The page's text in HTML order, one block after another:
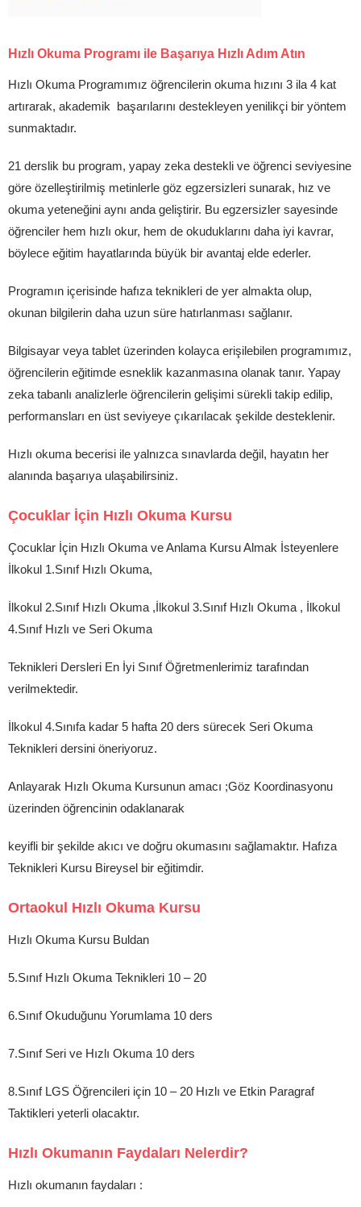
Hızlı Okuma Programı ile Başarıya Hızlı Adım Atın
Hızlı Okuma Programımız öğrencilerin okuma hızını 3 ila 4 kat
artırarak, akademik başarılarını destekleyen yenilikçi bir yöntem
sunmaktadır.
21 derslik bu program, yapay zeka destekli ve öğrenci seviyesine
göre özelleştirilmiş metinlerle göz egzersizleri sunarak, hız ve
okuma yeteneğini aynı anda geliştirir. Bu egzersizler sayesinde
öğrenciler hem hızlı okur, hem de okuduklarını daha iyi kavrar,
böylece eğitim hayatlarında büyük bir avantaj elde ederler.
Programın içerisinde hafıza teknikleri de yer almakta olup,
okunan bilgilerin daha uzun süre hatırlanması sağlanır.
Bilgisayar veya tablet üzerinden kolayca erişilebilen programımız,
öğrencilerin eğitimde esneklik kazanmasına olanak tanır. Yapay
zeka tabanlı analizlerle öğrencilerin gelişimi sürekli takip edilip,
performansları en üst seviyeye çıkarılacak şekilde desteklenir.
Hızlı okuma becerisi ile yalnızca sınavlarda değil, hayatın her
alanında başarıya ulaşabilirsiniz.
Çocuklar İçin Hızlı Okuma Kursu
Çocuklar İçin Hızlı Okuma ve Anlama Kursu Almak İsteyenlere
İlkokul 1.Sınıf Hızlı Okuma,
İlkokul 2.Sınıf Hızlı Okuma ,İlkokul 3.Sınıf Hızlı Okuma , İlkokul
4.Sınıf Hızlı ve Seri Okuma
Teknikleri Dersleri En İyi Sınıf Öğretmenlerimiz tarafından
verilmektedir.
İlkokul 4.Sınıfa kadar 5 hafta 20 ders sürecek Seri Okuma
Teknikleri dersini öneriyoruz.
Anlayarak Hızlı Okuma Kursunun amacı ;Göz Koordinasyonu
üzerinden öğrencinin odaklanarak
keyifli bir şekilde akıcı ve doğru okumasını sağlamaktır. Hafıza
Teknikleri Kursu Bireysel bir eğitimdir.
Ortaokul Hızlı Okuma Kursu
Hızlı Okuma Kursu Buldan
5.Sınıf Hızlı Okuma Teknikleri 10 – 20
6.Sınıf Okuduğunu Yorumlama 10 ders
7.Sınıf Seri ve Hızlı Okuma 10 ders
8.Sınıf LGS Öğrencileri için 10 – 20 Hızlı ve Etkin Paragraf
Taktikleri yeterli olacaktır.
Hızlı Okumanın Faydaları Nelerdir?
Hızlı okumanın faydaları :